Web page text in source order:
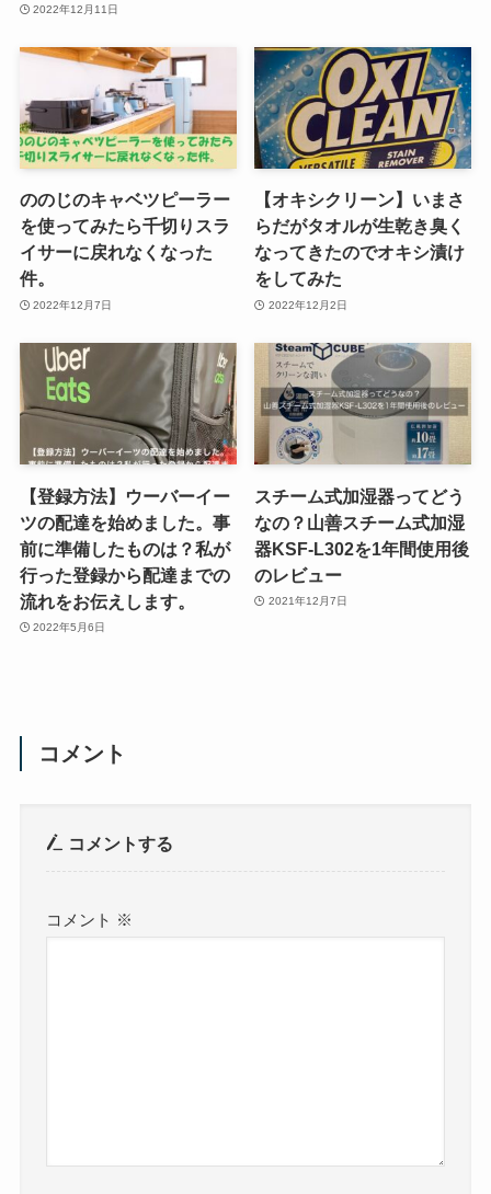
2022年12月11日
ののじのキャベツピーラー
を使ってみたら千切りスラ
イサーに戻れなくなった
件。
2022年12月7日
【オキシクリーン】いまさ
らだがタオルが生乾き臭く
なってきたのでオキシ漬け
をしてみた
2022年12月2日
【登録方法】ウーバーイー
ツの配達を始めました。事
前に準備したものは？私が
行った登録から配達までの
流れをお伝えします。
2022年5月6日
スチーム式加湿器ってどう
なの？山善スチーム式加湿
器KSF-L302を1年間使用後
のレビュー
2021年12月7日
コメント
コメントする
コメント ※